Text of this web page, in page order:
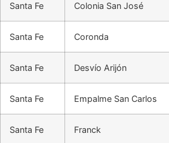
Santa Fe Colonia San José
Santa Fe Coronda
Santa Fe Desvío Arijón
Santa Fe Empalme San Carlos
Santa Fe Franck